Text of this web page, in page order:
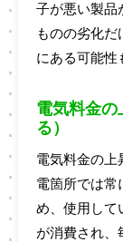
子が悪い製品
ものの劣化
にある可能性
電気料金の
る）
電気料金の上
電箇所では常
め、使用して
が消費され、